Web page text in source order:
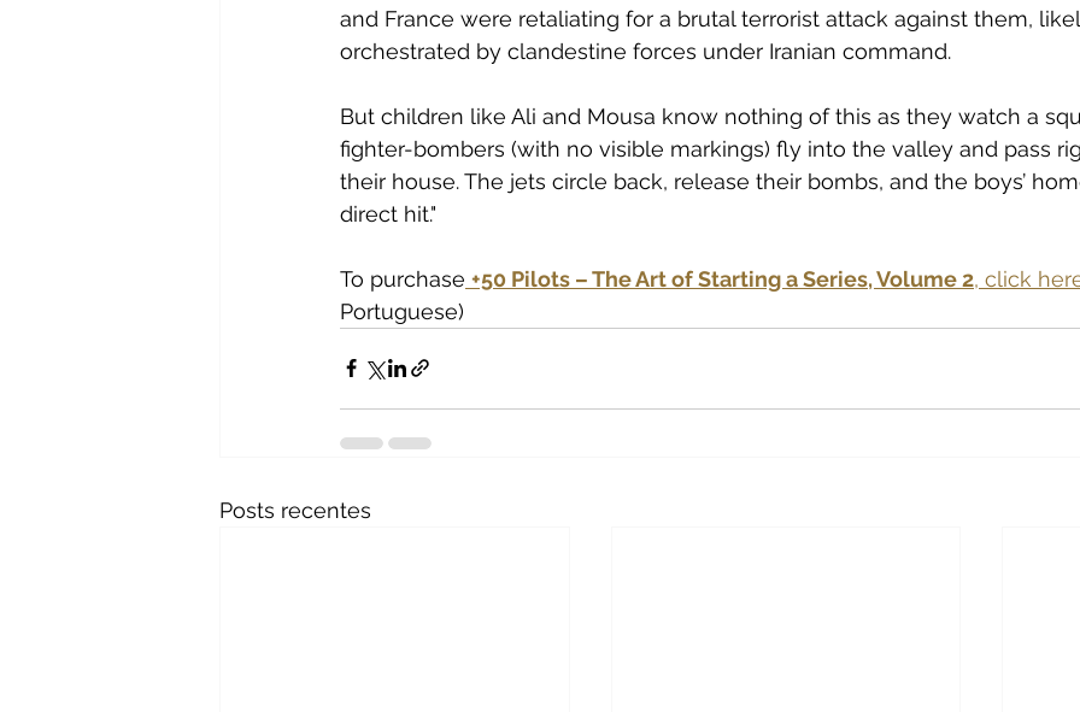
and France were retaliating for a brutal terrorist attack against them,
orchestrated by clandestine forces under Iranian command.
But children like Ali and Mousa know nothing of this as they watch a
fighter-bombers (with no visible markings) fly into the valley and pass
their house. The jets circle back, release their bombs, and the boys’
direct hit."
To purchase +50 Pilots – The Art of Starting a Series, Volume 2, click
Portuguese)
Posts recentes